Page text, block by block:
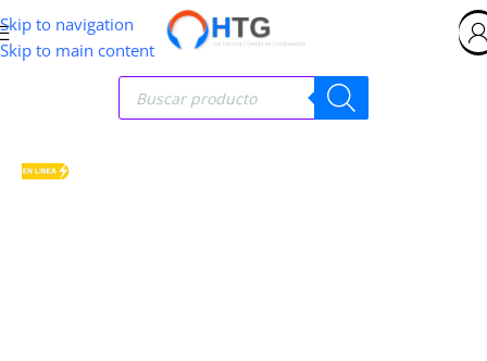
Skip to navigation
Skip to main content